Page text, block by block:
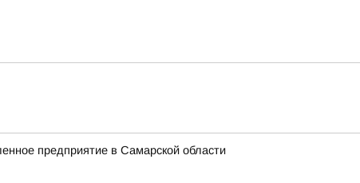
предприятие в Самарской области